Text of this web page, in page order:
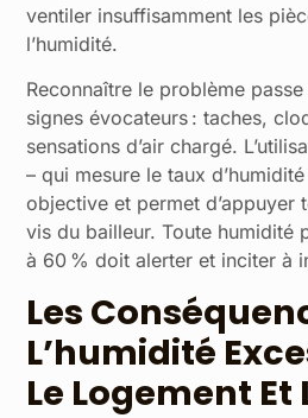
ventiler insuffisamment les
l’humidité.
Reconnaître le problème
signes évocateurs : taches,
sensations d’air chargé.
– qui mesure le taux
objective et permet d’appuyer
vis du bailleur. Toute humidité
à 60 % doit alerter et inciter à
Les
L’humidité
Le Logement Et